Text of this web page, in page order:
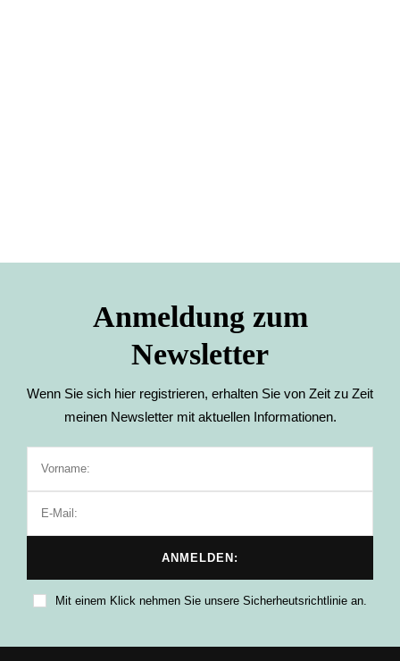
Anmeldung zum
Newsletter
Wenn Sie sich hier registrieren, erhalten Sie von Zeit zu Zeit
meinen Newsletter mit aktuellen Informationen.
Mit einem Klick nehmen Sie unsere Sicherheutsrichtlinie an.